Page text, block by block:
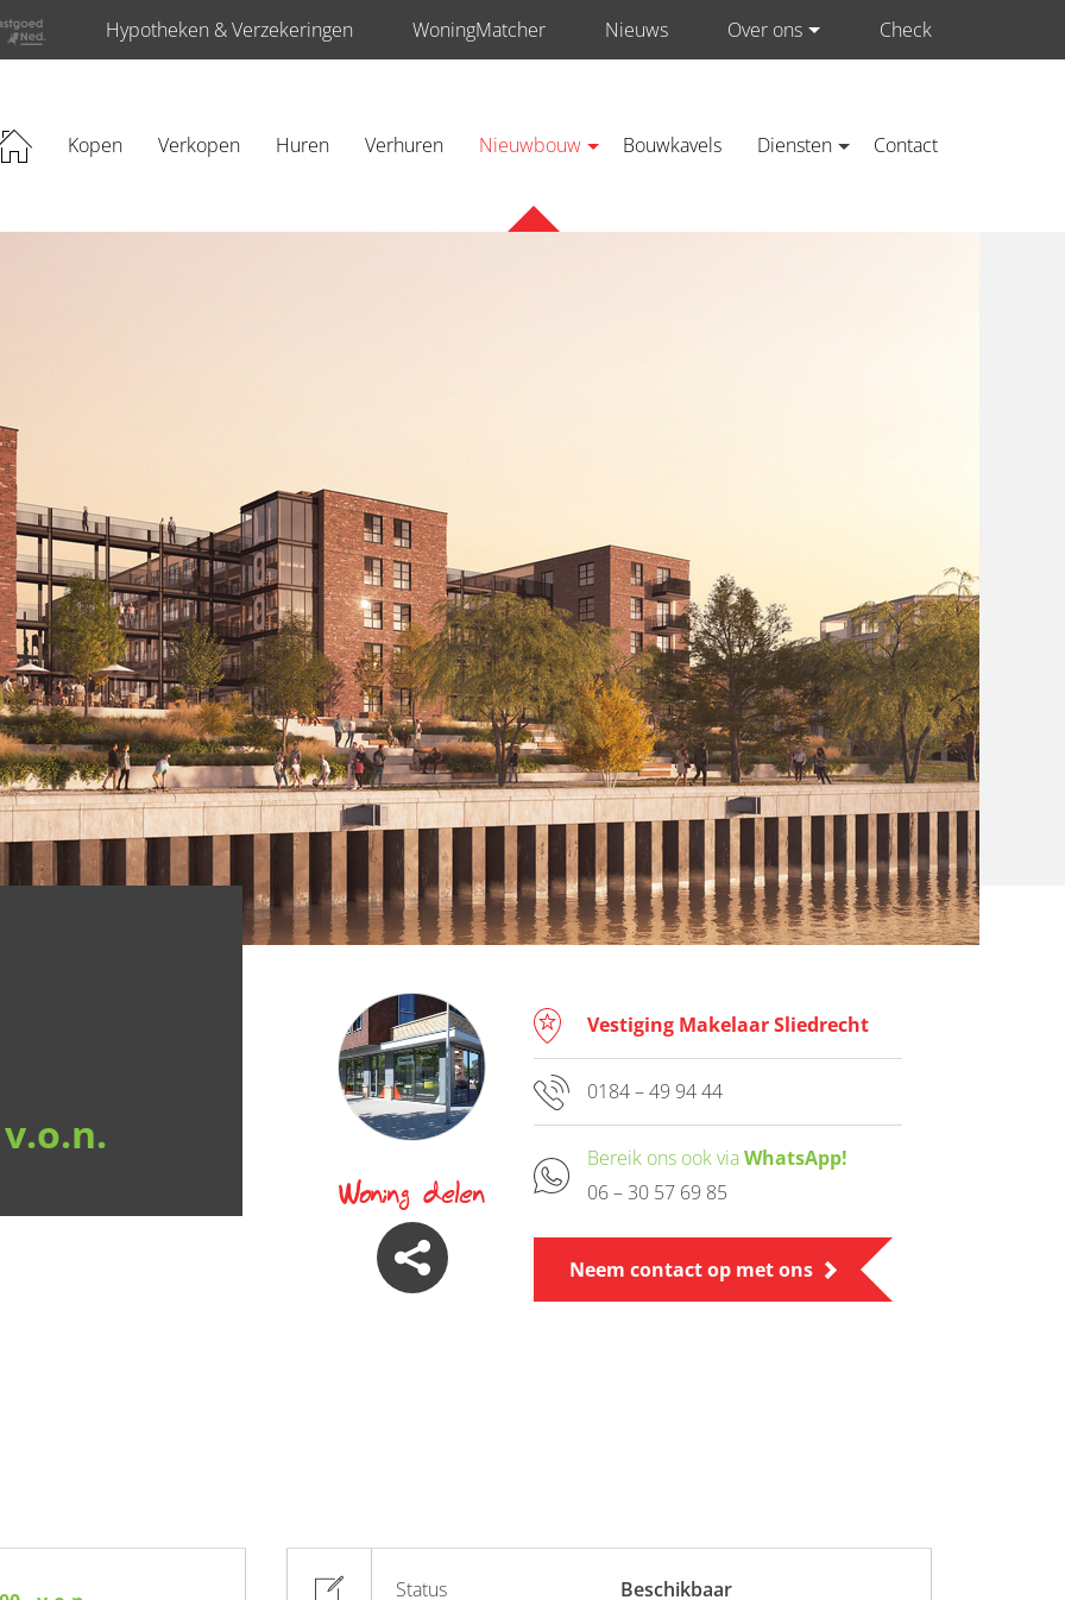
WoningMatcher Nieuws Over ons Check
Hypotheken & Verzekeringen
Kopen Verkopen Huren Verhuren Nieuwbouw Bouwkavels Diensten Contact
Woning delen
Vestiging Makelaar Sliedrecht
0184 – 49 94 44
Bereik ons ook viaWhatsApp!
06 – 30 57 69 85
Neem contact op met ons
Status Beschikbaar